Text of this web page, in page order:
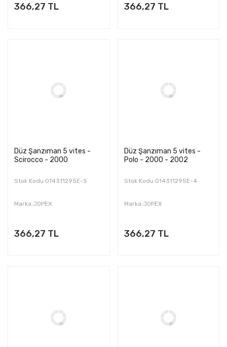
366,27 TL 366,27 TL
Düz Şanzıman 5 vites -
Scirocco - 2000
Stok Kodu:014311295E-5
Marka:JOPEX
366,27 TL
Düz Şanzıman 5 vites -
Polo - 2000 - 2002
Stok Kodu:014311295E-4
Marka:JOPEX
366,27 TL